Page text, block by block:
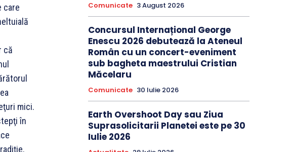
care
că
mici.
în
Comunicate 3 August 2026
Concursul Internațional George
Enescu 2026 debutează la Ateneul
Român cu un concert-eveniment
sub bagheta maestrului Cristian
Măcelaru
Comunicate 30 Iulie 2026
Earth Overshoot Day sau Ziua
Suprasolicitarii Planetei este pe 30
Iulie 2026